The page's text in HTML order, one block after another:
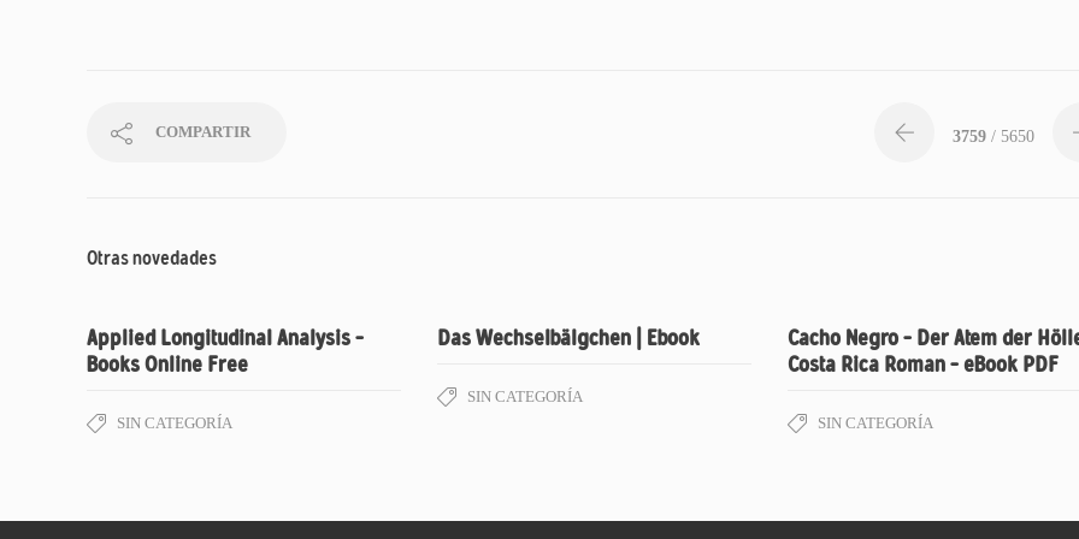
COMPARTIR 3759 / 5650
Otras novedades
Applied Longitudinal Analysis –
Books Online Free
SIN CATEGORÍA
Das Wechselbälgchen | Ebook
SIN CATEGORÍA
Cacho Negro – Der Atem der
Costa Rica Roman – eBook PDF
SIN CATEGORÍA